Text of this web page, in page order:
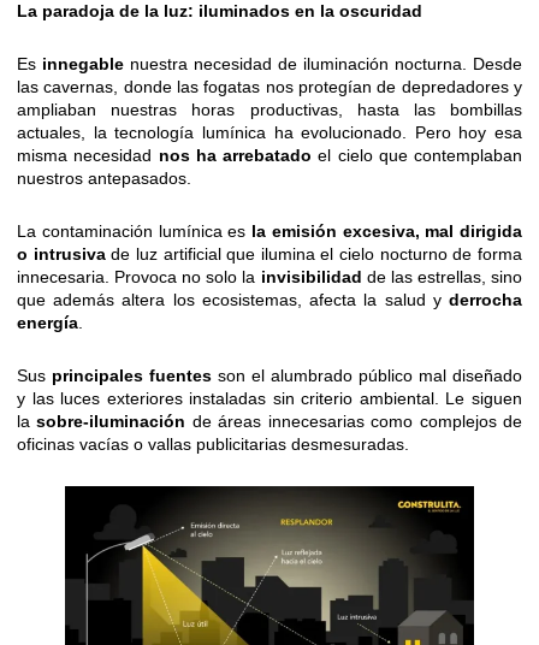
La paradoja de la luz: iluminados en la oscuridad
Es innegable nuestra necesidad de iluminación nocturna. Desde
las cavernas, donde las fogatas nos protegían de depredadores y
ampliaban nuestras horas productivas, hasta las bombillas
actuales, la tecnología lumínica ha evolucionado. Pero hoy esa
misma necesidad nos ha arrebatado el cielo que contemplaban
nuestros antepasados.
La contaminación lumínica es la emisión excesiva, mal dirigida
o intrusivade luz artificial que ilumina el cielo nocturno de forma
innecesaria. Provoca no solo la invisibilidad de las estrellas, sino
que además altera los ecosistemas, afecta la salud y derrocha
energía.
Sus principales fuentes son el alumbrado público mal diseñado
y las luces exteriores instaladas sin criterio ambiental. Le siguen
lasobre-iluminación de áreas innecesarias como complejos de
oficinas vacías o vallas publicitarias desmesuradas.